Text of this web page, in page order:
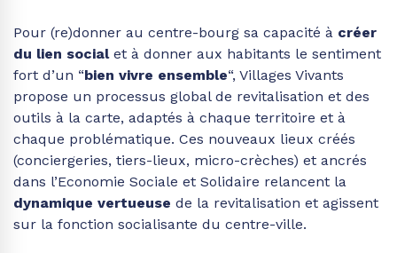
Pour (re)donner au centre-bourg sa capacité à créer
du lien socialet à donner aux habitants le sentiment
fort d’un “bien vivre ensemble“, Villages Vivants
propose un processus global de revitalisation et des
outils à la carte, adaptés à chaque territoire et à
chaque problématique. Ces nouveaux lieux créés
(conciergeries, tiers-lieux, micro-crèches) et ancrés
dans l’Economie Sociale et Solidaire relancent la
dynamique vertueuse de la revitalisation et agissent
sur la fonction socialisante du centre-ville.